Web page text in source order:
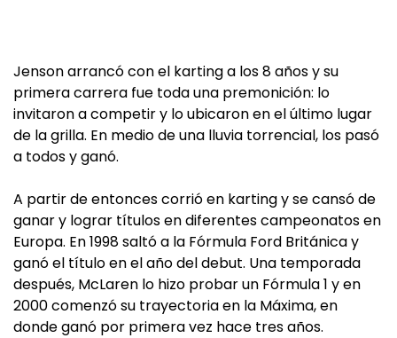
Jenson arrancó con el karting a los 8 años y su
primera carrera fue toda una premonición: lo
invitaron a competir y lo ubicaron en el último lugar
de la grilla. En medio de una lluvia torrencial, los pasó
a todos y ganó.
A partir de entonces corrió en karting y se cansó de
ganar y lograr títulos en diferentes campeonatos en
Europa. En 1998 saltó a la Fórmula Ford Británica y
ganó el título en el año del debut. Una temporada
después, McLaren lo hizo probar un Fórmula 1 y en
2000 comenzó su trayectoria en la Máxima, en
donde ganó por primera vez hace tres años.